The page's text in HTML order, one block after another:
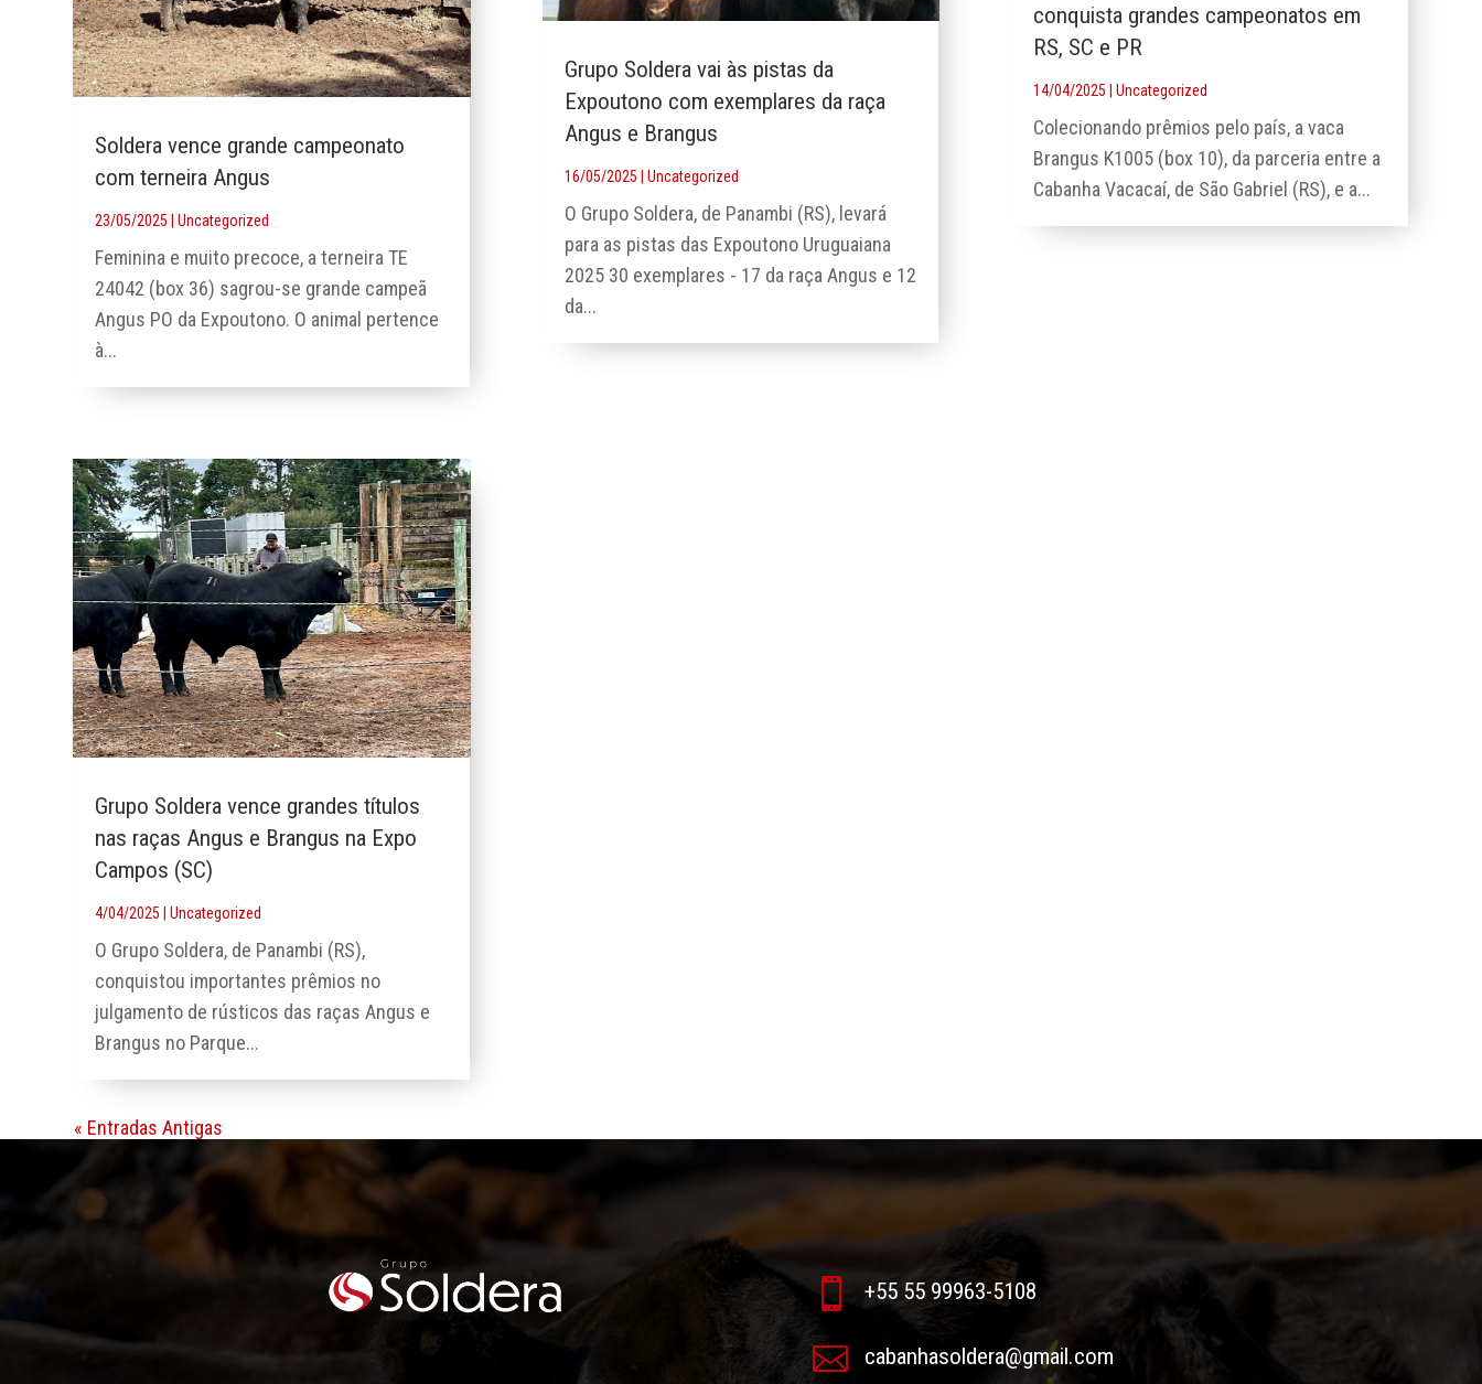
Soldera vence grande campeonato
com terneira Angus
23/05/2025 |Uncategorized
Feminina e muito precoce, a terneira TE
24042 (box 36) sagrou-se grande campeã
Angus PO da Expoutono. O animal pertence
à...
Grupo Soldera vence grandes títulos
nas raças Angus e Brangus na Expo
Campos (SC)
4/04/2025 |Uncategorized
O Grupo Soldera, de Panambi (RS),
conquistou importantes prêmios no
julgamento de rústicos das raças Angus e
Brangus no Parque...
Grupo Soldera vai às pistas da
Expoutono com exemplares da raça
Angus e Brangus
16/05/2025 Uncategorized
O Grupo Soldera, de Panambi (RS), levará
para as pistas das Expoutono Uruguaiana
2025 30 exemplares - 17 da raça Angus e 12
da...
conquista grandes campeonatos em
RS, SC e PR
14/04/2025 | Uncategorized
Colecionando prêmios pelo país, a vaca
Brangus K1005 (box 10), da parceria entre a
Cabanha Vacacaí, de São Gabriel (RS), e a...
« Entradas Antigas
 +55 55 99963-5108
 cabanhasoldera@gmail.com